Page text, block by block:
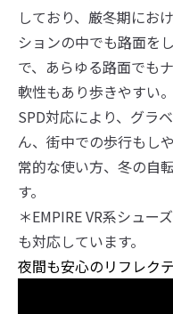
しており、厳冬期にお
ションの中でも路面を
で、あらゆる路面でも
軟性もあり歩きやすい。
SPD対応により、グラ
ん、街中での歩行もし
常的な使い方、冬の自
す。
＊EMPIRE VR系シュー
も対応しています。
夜間も安心のリフレク